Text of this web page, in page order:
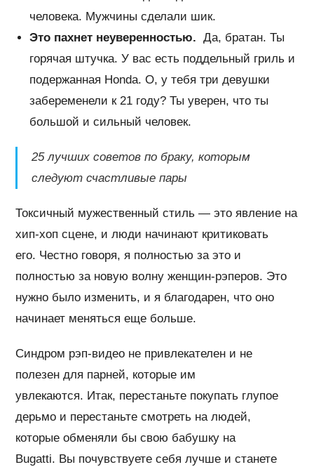
человека. Мужчины сделали шик.
Это пахнет неуверенностью. Да, братан. Ты
горячая штучка. У вас есть поддельный гриль и
подержанная Honda. О, у тебя три девушки
забеременели к 21 году? Ты уверен, что ты
большой и сильный человек.
25 лучших советов по браку, которым
следуют счастливые пары
Токсичный мужественный стиль — это явление на
хип-хоп сцене, и люди начинают критиковать
его. Честно говоря, я полностью за это и
полностью за новую волну женщин-рэперов. Это
нужно было изменить, и я благодарен, что оно
начинает меняться еще больше.
Синдром рэп-видео не привлекателен и не
полезен для парней, которые им
увлекаются. Итак, перестаньте покупать глупое
дерьмо и перестаньте смотреть на людей,
которые обменяли бы свою бабушку на
Bugatti. Вы почувствуете себя лучше и станете